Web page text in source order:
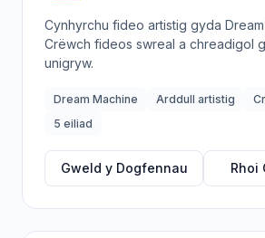
Cynhyrchu fideo artistig gyda
Crëwch fideos swreal a chreadigol
unigryw.
Dream Machine Arddull artistig
5 eiliad
Gweld y Dogfennau Rhoi